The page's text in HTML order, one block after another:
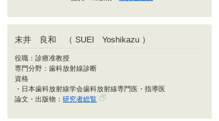
末井 良和 （ SUEI Yoshikazu ）
役職：診療准教授
専門分野：歯科放射線診断
資格
・日本歯科放射線学会歯科放射線専門医・指導医
論文・出版物： 研究者総覧